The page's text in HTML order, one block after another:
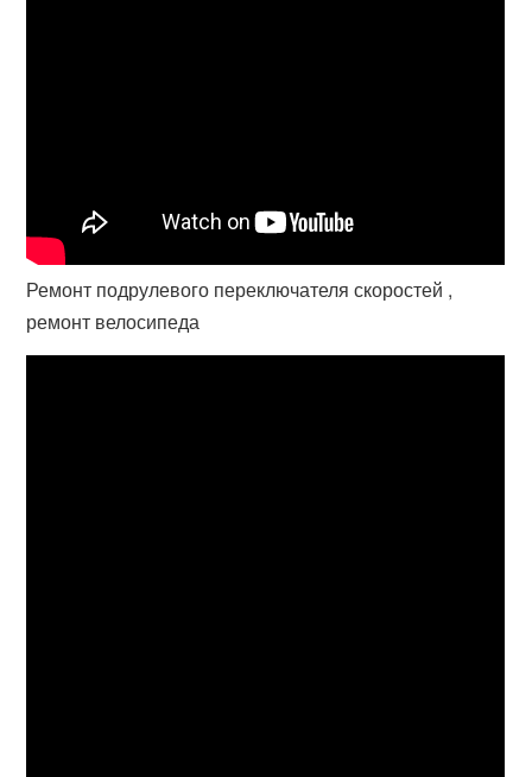
Ремонт подрулевого переключателя скоростей ,
ремонт велосипеда